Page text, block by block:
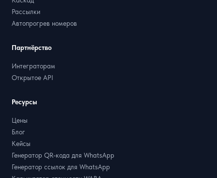
Рассылки
Автопрогрев номеров
Партнёрство
Интеграторам
Открытое API
Ресурсы
Цены
Блог
Кейсы
Генератор QR-кода для WhatsApp
Генератор ссылок для WhatsApp